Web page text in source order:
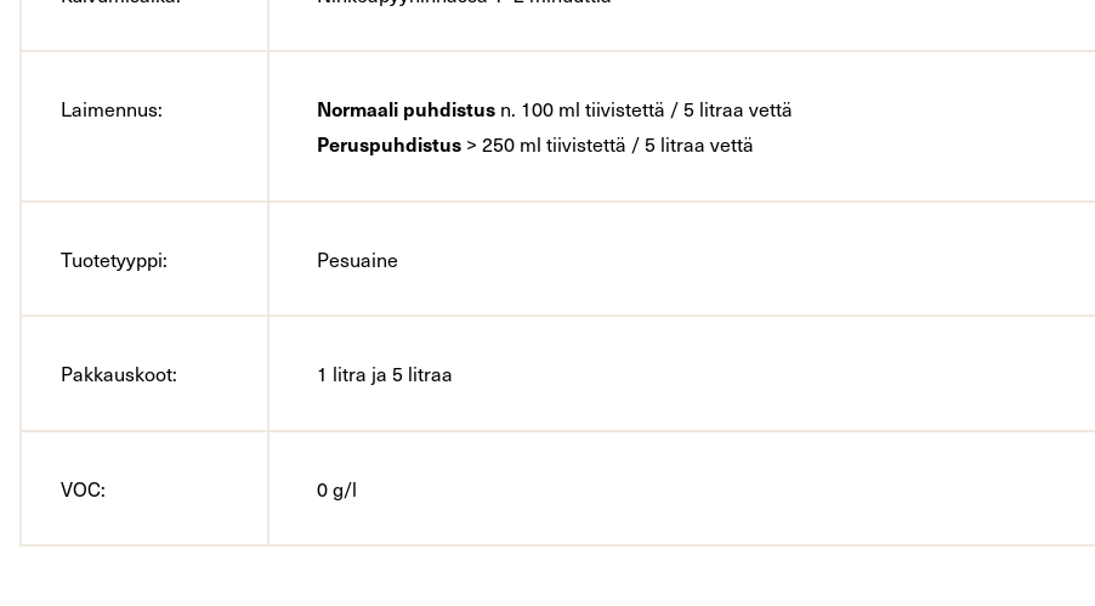
Laimennus: Normaali puhdistus n. 100 ml tiivistettä / 5 litraa vettä
Peruspuhdistus > 250 ml tiivistettä / 5 litraa vettä
Tuotetyyppi: Pesuaine
Pakkauskoot: 1 litra ja 5 litraa
VOC: 0 g/l